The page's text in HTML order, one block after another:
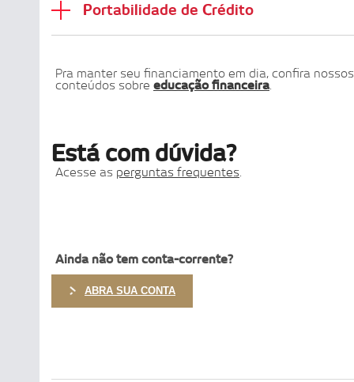
Portabilidade de Crédito
Pra manter seu financiamento em dia, confira nossos
conteúdos sobre educação financeira.
Está com dúvida?
Acesse as perguntas frequentes
Ainda não tem conta-corrente?
ABRA SUA CONTA